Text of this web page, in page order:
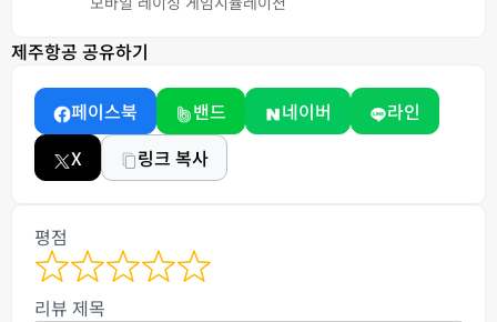
제주항공 공유하기
페이스북 밴드 네이버
라인
X
링크 복사
평점
리뷰 제목